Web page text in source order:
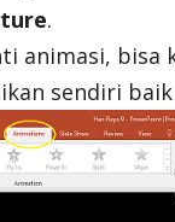
.
animasi, bisa
sendiri